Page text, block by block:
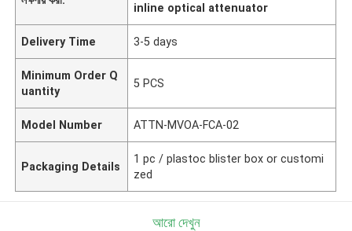
inline optical attenuator
Delivery Time 3-5 days
Minimum Order Q
uantity
5 PCS
Model Number ATTN-MVOA-FCA-02
Packaging Details
1 pc / plastoc blister box or customi
zed
আরো দেখুন